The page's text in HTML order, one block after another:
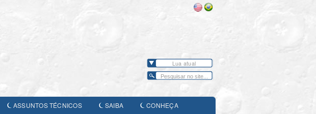
Lua atual
ASSUNTOS TÉCNICOS SAIBA
CONHEÇA